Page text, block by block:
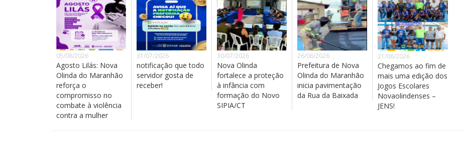
05/08/2026
Agosto Lilás: Nova
Olinda do Maranhão
reforça o
compromisso no
combate à violência
contra a mulher
31/07/2026
notificação que todo
servidor gosta de
receber!
30/07/2026
Nova Olinda
fortalece a proteção
à infância com
formação do Novo
SIPIA/CT
26/06/2026
Prefeitura de Nova
Olinda do Maranhão
inicia pavimentação
da Rua da Baixada
21/06/2026
Chegamos ao fim de
mais uma edição dos
Jogos Escolares
Novaolindenses –
JENS!